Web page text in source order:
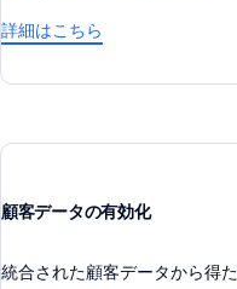
詳細はこちら
顧客データの有効化
統合された顧客データから得